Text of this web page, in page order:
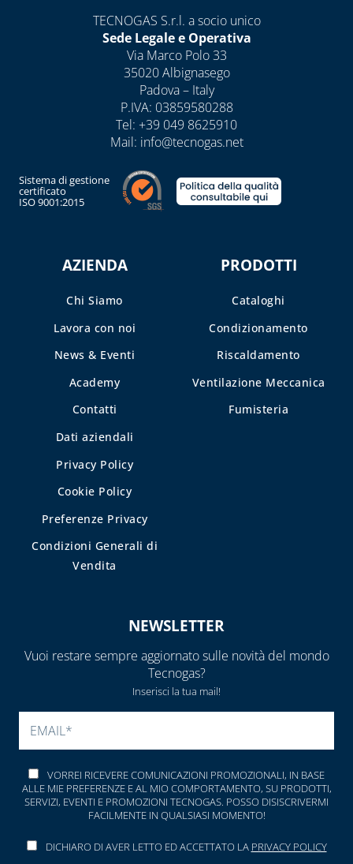
TECNOGAS S.r.l. a socio unico
Sede Legale e Operativa
Via Marco Polo 33
35020 Albignasego
Padova – Italy
P.IVA: 03859580288
Tel: +39 049 8625910
Mail: info@tecnogas.net
Sistema di gestione
certificato
ISO 9001:2015
AZIENDA
Chi Siamo
Lavora con noi
News & Eventi
Academy
Contatti
Dati aziendali
Privacy Policy
Cookie Policy
Preferenze Privacy
Condizioni Generali di
Vendita
PRODOTTI
Cataloghi
Condizionamento
Riscaldamento
Ventilazione Meccanica
Fumisteria
NEWSLETTER
Vuoi restare sempre aggiornato sulle novità del mondo
Tecnogas?
Inserisci la tua mail!
VORREI RICEVERE COMUNICAZIONI PROMOZIONALI, IN BASE
ALLE MIE PREFERENZE E AL MIO COMPORTAMENTO, SU PRODOTTI,
SERVIZI, EVENTI E PROMOZIONI TECNOGAS. POSSO DISISCRIVERMI
FACILMENTE IN QUALSIASI MOMENTO!
DICHIARO DI AVER LETTO ED ACCETTATO LA PRIVACY POLICY